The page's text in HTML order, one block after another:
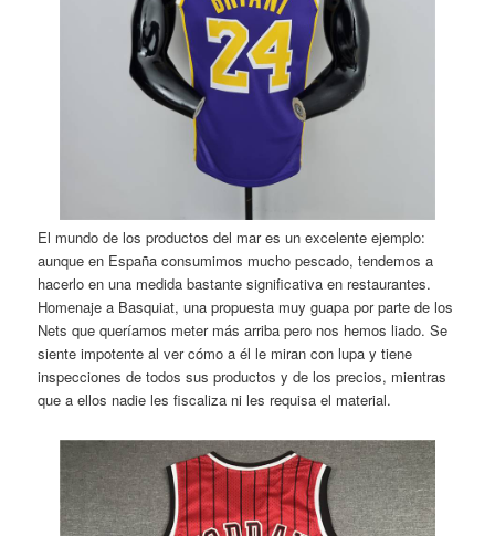
El mundo de los productos del mar es un excelente ejemplo:
aunque en España consumimos mucho pescado, tendemos a
hacerlo en una medida bastante significativa en restaurantes.
Homenaje a Basquiat, una propuesta muy guapa por parte de los
Nets que queríamos meter más arriba pero nos hemos liado. Se
siente impotente al ver cómo a él le miran con lupa y tiene
inspecciones de todos sus productos y de los precios, mientras
que a ellos nadie les fiscaliza ni les requisa el material.